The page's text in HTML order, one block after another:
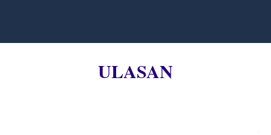
ULASAN